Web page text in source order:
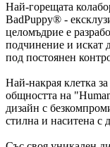
Най-горещата
BadPuppy® -
целомъдрие е
подчинение и искат
под постоянен
Най-накрая клетка
общността на
дизайн с
стилна и наситена